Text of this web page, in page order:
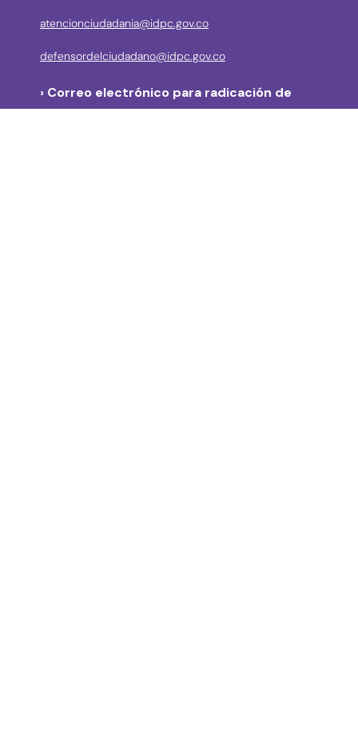
atencionciudadania@idpc.gov.co
defensordelciudadano@idpc.gov.co
› Correo electrónico para radicación de
correspondencia